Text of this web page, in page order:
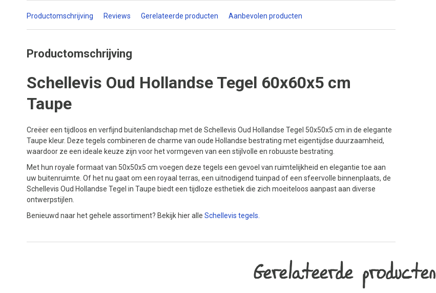
Productomschrijving Reviews Gerelateerde producten Aanbevolen producten
Productomschrijving
Schellevis Oud Hollandse Tegel 60x60x5 cm
Taupe
Creëer een tijdloos en verfijnd buitenlandschap met de Schellevis Oud Hollandse Tegel 50x50x5 cm in de elegante
Taupe kleur. Deze tegels combineren de charme van oude Hollandse bestrating met eigentijdse duurzaamheid,
waardoor ze een ideale keuze zijn voor het vormgeven van een stijlvolle en robuuste bestrating.
Met hun royale formaat van 50x50x5 cm voegen deze tegels een gevoel van ruimtelijkheid en elegantie toe aan
uw buitenruimte. Of het nu gaat om een royaal terras, een uitnodigend tuinpad of een sfeervolle binnenplaats, de
Schellevis Oud Hollandse Tegel in Taupe biedt een tijdloze esthetiek die zich moeiteloos aanpast aan diverse
ontwerpstijlen.
Benieuwd naar het gehele assortiment? Bekijk hier alle Schellevis tegels.
Gerelateerde producten